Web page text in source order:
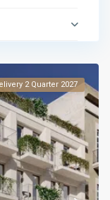
2 Quarter 2027